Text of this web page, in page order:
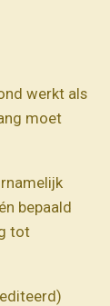
werkt als
moet
bepaald
tot